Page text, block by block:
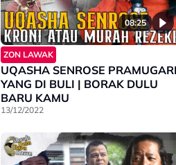
08:25
ZON LAWAK
UQASHA SENROSE PRAMUGARI
YANG DI BULI | BORAK DULU
BARU KAMU
13/12/2022